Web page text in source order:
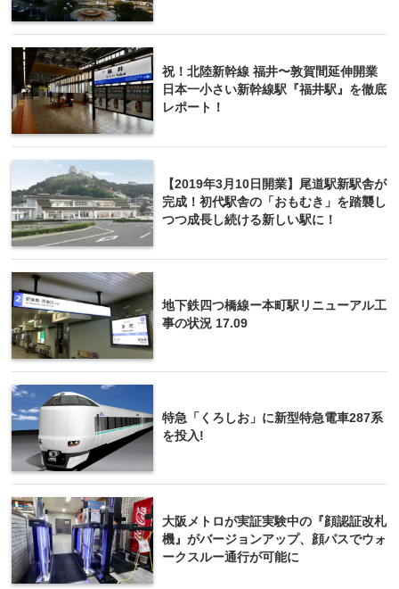
祝！北陸新幹線 福井〜敦賀間延伸開業
日本一小さい新幹線駅『福井駅』を徹底
レポート！
【2019年3月10日開業】尾道駅新駅舎が
完成！初代駅舎の「おもむき」を踏襲し
つつ成長し続ける新しい駅に！
地下鉄四つ橋線ー本町駅リニューアル工
事の状況 17.09
特急「くろしお」に新型特急電車287系
を投入!
大阪メトロが実証実験中の『顔認証改札
機』がバージョンアップ、顔パスでウォ
ークスルー通行が可能に